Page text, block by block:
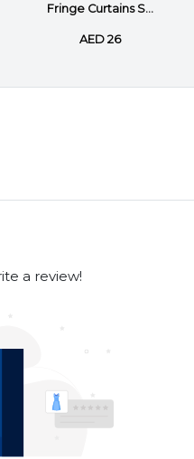
Fringe Curtains S...
AED 26
a review!